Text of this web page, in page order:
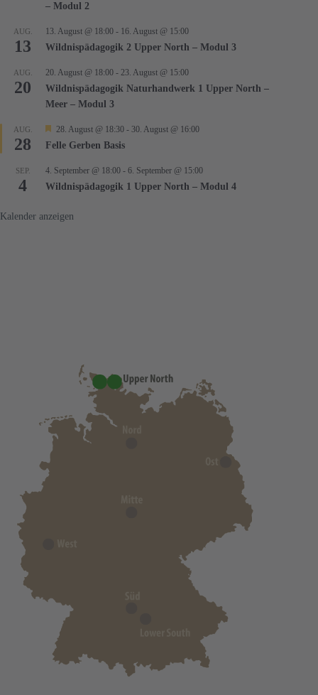
– Modul 2
AUG.
13
13. August @ 18:00 - 16. August @ 15:00
Wildnispädagogik 2 Upper North – Modul 3
AUG.
20
20. August @ 18:00 - 23. August @ 15:00
Wildnispädagogik Naturhandwerk 1 Upper North –
Meer – Modul 3
AUG.
28
H
e
r
o
r
h
28. August @ 18:30 - 30. August @ 16:00
Felle Gerben Basis
SEP.
4
4. September @ 18:00 - 6. September @ 15:00
Wildnispädagogik 1 Upper North – Modul 4
Kalender anzeigen